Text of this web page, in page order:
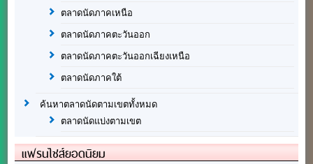
ตลาดนัดภาคเหนือ
ตลาดนัดภาคตะวันออก
ตลาดนัดภาคตะวันออกเฉียงเหนือ
ตลาดนัดภาคใต้
ค้นหาตลาดนัดตามเขตทั้งหมด
ตลาดนัดแบ่งตามเขต
แฟรนไชส์ยอดนิยม